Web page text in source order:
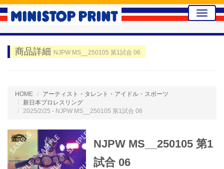
Toggle
商品詳細 NJPW MS__250105 第1試合 06
HOME
アーティスト・タレント・アイドル・スポーツ
新日本プロレスリング
2025/2/25 - NJPW MS__250105 第1試合 06
NJPW MS__250105 第1
試合 06